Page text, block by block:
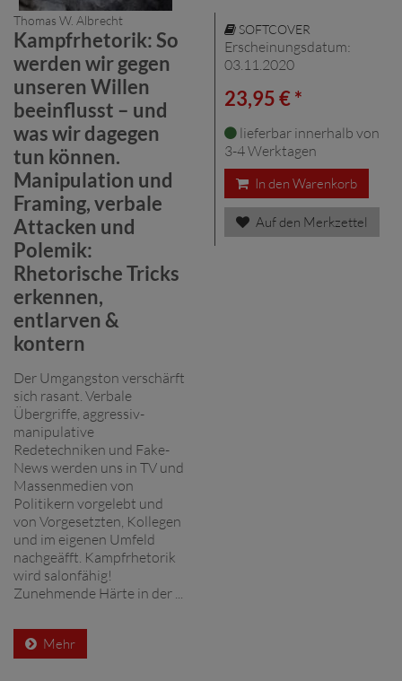
Thomas W. Albrecht
Kampfrhetorik: So
werden wir gegen
unseren Willen
beeinflusst – und
was wir dagegen
tun können.
Manipulation und
Framing, verbale
Attacken und
Polemik:
Rhetorische Tricks
erkennen,
entlarven &
kontern
Der Umgangston verschärft
sich rasant. Verbale
Übergriffe, aggressiv-
manipulative
Redetechniken und Fake-
News werden uns in TV und
Massenmedien von
Politikern vorgelebt und
von Vorgesetzten, Kollegen
und im eigenen Umfeld
nachgeäfft. Kampfrhetorik
wird salonfähig!
Zunehmende Härte in der ...
Mehr
SOFTCOVER
Erscheinungsdatum:
03.11.2020
23,95 € *
lieferbar innerhalb von
3-4 Werktagen
In den Warenkorb
Auf den Merkzettel